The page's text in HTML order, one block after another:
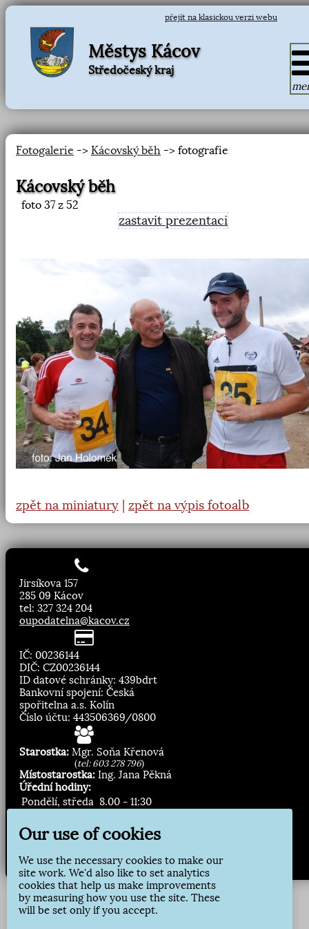
přejít na klasickou verzi webu
Městys Kácov
Středočeský kraj
Fotogalerie -> Kácovský běh -> fotografie
Kácovský běh
foto 37 z 52
zastavit prezentaci
zpět na miniatury zpět na výpis fotoalb
Jirsíkova 157
285 09 Kácov
tel: 327 324 204
oupodatelna@kacov.cz
IČ: 00236144
DIČ: CZ00236144
ID datové schránky: 439bdrt
Bankovní spojení: Česká
spořitelna a.s. Kolín
Číslo účtu: 443506369/0800
Starostka: Mgr. Soňa Křenová
(tel: 603 278 796)
Místostarostka: Ing. Jana Pěkná
Úřední hodiny:
Pondělí, středa 8.00 - 11:30
Zasílání novinek:
Přihlásit odběr
Our use of cookies
We use the necessary cookies to make our
site work. We'd also like to set analytics
cookies that help us make improvements
by measuring how you use the site. These
will be set only if you accept.